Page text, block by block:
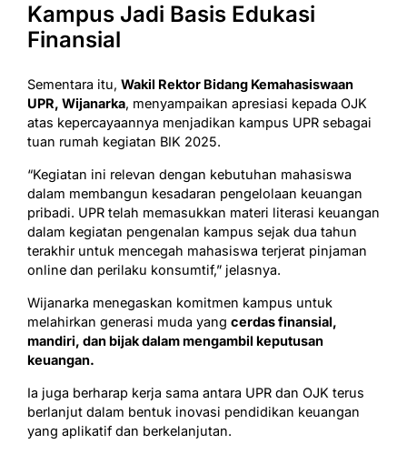
Kampus Jadi Basis Edukasi
Finansial
Sementara itu, Wakil Rektor Bidang Kemahasiswaan
UPR, Wijanarka, menyampaikan apresiasi kepada OJK
atas kepercayaannya menjadikan kampus UPR sebagai
tuan rumah kegiatan BIK 2025.
“Kegiatan ini relevan dengan kebutuhan mahasiswa
dalam membangun kesadaran pengelolaan keuangan
pribadi. UPR telah memasukkan materi literasi keuangan
dalam kegiatan pengenalan kampus sejak dua tahun
terakhir untuk mencegah mahasiswa terjerat pinjaman
online dan perilaku konsumtif,” jelasnya.
Wijanarka menegaskan komitmen kampus untuk
melahirkan generasi muda yang cerdas finansial,
mandiri, dan bijak dalam mengambil keputusan
keuangan.
Ia juga berharap kerja sama antara UPR dan OJK terus
berlanjut dalam bentuk inovasi pendidikan keuangan
yang aplikatif dan berkelanjutan.